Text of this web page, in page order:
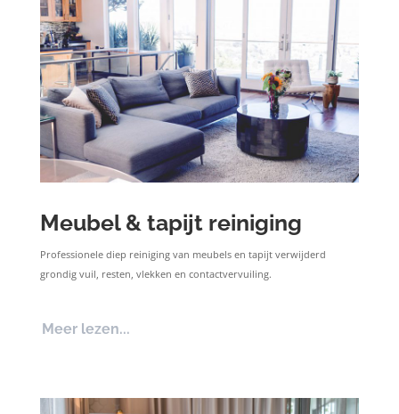
Meubel & tapijt reiniging
Professionele diep reinigingvan meubels en tapijt verwijderd
grondig vuil, resten, vlekken en contactvervuiling.
Meer lezen...